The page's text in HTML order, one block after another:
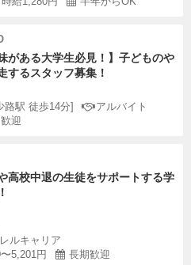
がある大学生必見！】子どものや
するスタッフ募集！
駅 徒歩14分]
アルバイト
迎
高校中退の生徒をサポートする学
ルキャリア
5,201円
長期歓迎